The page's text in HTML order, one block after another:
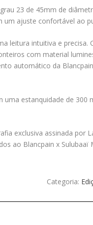
23 de 45mm de
um ajuste confortável ao
leitura intuitiva e precisa.
com material
automático da
estanquidade de 300
exclusiva assinada por
ao Blancpain x Sulubaaï
Categoria: